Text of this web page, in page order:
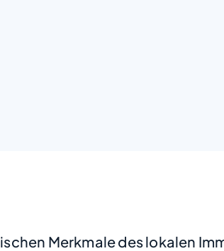
Merkmale des lokalen